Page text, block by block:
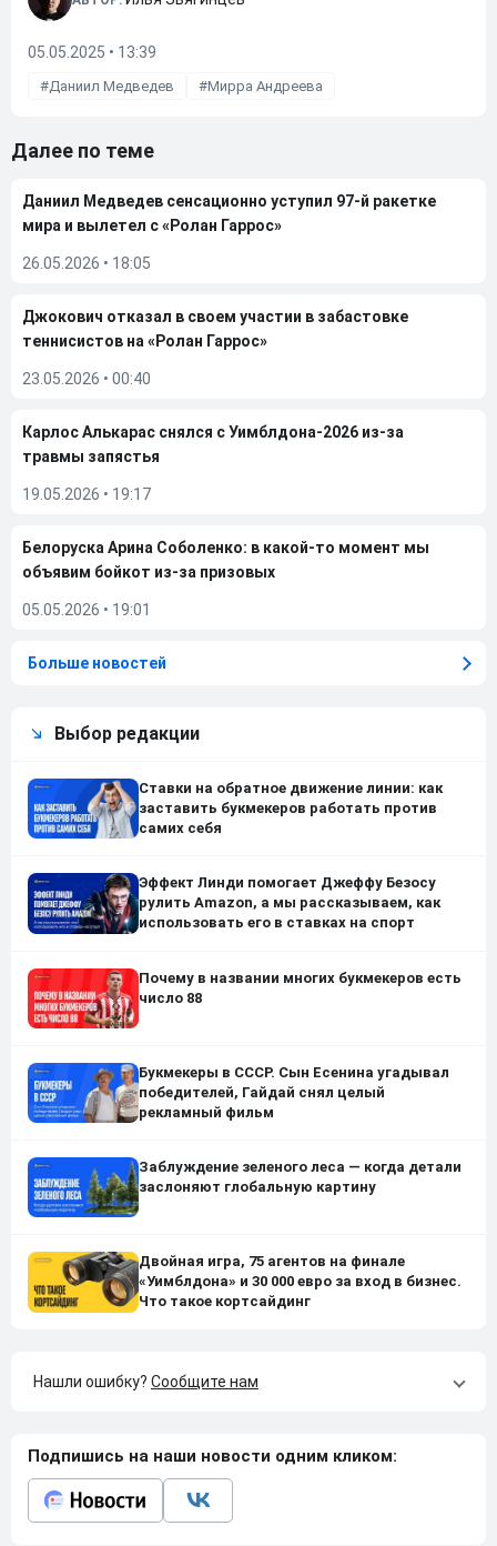
05.05.2025 • 13:39
Даниил Медведев Мирра Андреева
Далее по теме
Даниил Медведев сенсационно уступил 97-й ракетке
мира и вылетел с «Ролан Гаррос»
26.05.2026 • 18:05
Джокович отказал в своем участии в забастовке
теннисистов на «Ролан Гаррос»
23.05.2026 • 00:40
Карлос Алькарас снялся с Уимблдона-2026 из-за
травмы запястья
19.05.2026 • 19:17
Белоруска Арина Соболенко: в какой-то момент мы
объявим бойкот из-за призовых
05.05.2026 • 19:01
Больше новостей
Выбор редакции
Ставки на обратное движение линии: как
заставить букмекеров работать против
самих себя
Эффект Линди помогает Джеффу Безосу
рулить Amazon, а мы рассказываем, как
использовать его в ставках на спорт
Почему в названии многих букмекеров есть
число 88
Букмекеры в СССР. Сын Есенина угадывал
победителей, Гайдай снял целый
рекламный фильм
Заблуждение зеленого леса — когда детали
заслоняют глобальную картину
Двойная игра, 75 агентов на финале
«Уимблдона» и 30 000 евро за вход в бизнес.
Что такое кортсайдинг
Нашли ошибку? Сообщите нам
Подпишись на наши новости одним кликом: